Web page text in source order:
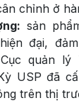
chỉnh ở
sản
đại,
quản lý
USP đã
trên thị